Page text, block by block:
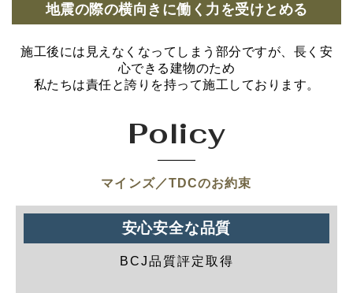
地震の際の横向きに働く力を受けとめる
施工後には見えなくなってしまう部分ですが、長く安
心できる建物のため
私たちは責任と誇りを持って施工しております。
Policy
マインズ／TDCのお約束
安心安全な品質
BCJ品質評定取得